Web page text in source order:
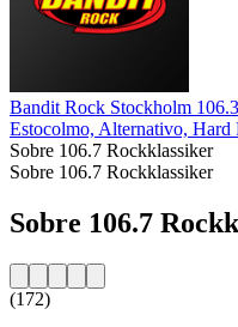
Bandit Rock Stockholm 106.3
Estocolmo, Alternativo, Hard
Sobre 106.7 Rockklassiker
Sobre 106.7 Rockklassiker
Sobre 106.7
(172)